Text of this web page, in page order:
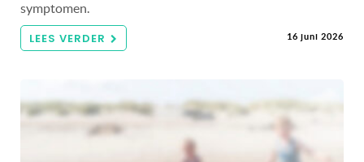
symptomen.
LEES VERDER 16 juni 2026